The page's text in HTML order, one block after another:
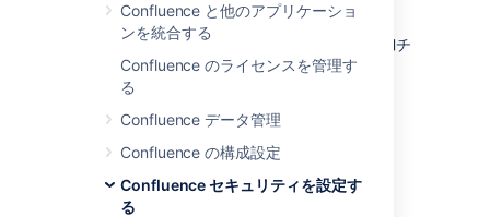
Confluence と他のアプリケーショ
ンを統合する
Confluence のライセンスを管理す
る
Confluence データ管理
Confluence の構成設定
Confluence セキュリティを設定す
る
編集を選択します。
XSRF 保護 セクションで コメントの追加チ
ェックボックスのチェックを外して、
XSRF 保護を無効にします。
[保存]を選択します。